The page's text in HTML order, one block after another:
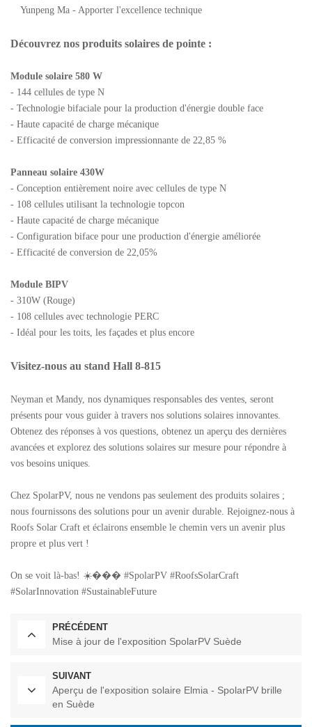
Yunpeng Ma - Apporter l'excellence technique
Découvrez nos produits solaires de pointe :
Module solaire 580 W
- 144 cellules de type N
- Technologie bifaciale pour la production d'énergie double face
- Haute capacité de charge mécanique
- Efficacité de conversion impressionnante de 22,85 %
Panneau solaire 430W
- Conception entièrement noire avec cellules de type N
- 108 cellules utilisant la technologie topcon
- Haute capacité de charge mécanique
- Configuration biface pour une production d'énergie améliorée
- Efficacité de conversion de 22,05%
Module BIPV
- 310W (Rouge)
- 108 cellules avec technologie PERC
- Idéal pour les toits, les façades et plus encore
Visitez-nous au stand Hall 8-815
Neyman et Mandy, nos dynamiques responsables des ventes, seront
présents pour vous guider à travers nos solutions solaires innovantes.
Obtenez des réponses à vos questions, obtenez un aperçu des dernières
avancées et explorez des solutions solaires sur mesure pour répondre à
vos besoins uniques.
Chez SpolarPV, nous ne vendons pas seulement des produits solaires ;
nous fournissons des solutions pour un avenir durable. Rejoignez-nous à
Roofs Solar Craft et éclairons ensemble le chemin vers un avenir plus
propre et plus vert !
On se voit là-bas! ☀️��� #SpolarPV #RoofsSolarCraft
#SolarInnovation #SustainableFuture
PRÉCÉDENT
Mise à jour de l'exposition SpolarPV Suède
SUIVANT
Aperçu de l'exposition solaire Elmia - SpolarPV brille
en Suède